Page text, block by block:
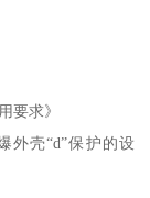
要求》
外壳“d”保护的设